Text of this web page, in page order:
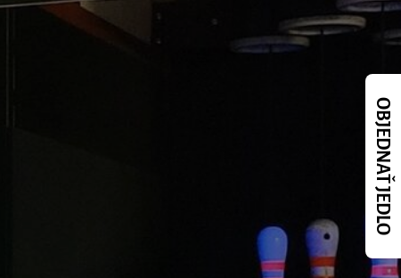
OBJEDNAŤ JEDLO